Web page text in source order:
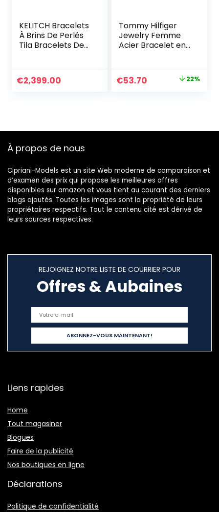
KELITCH Bracelets
À Brins De Perlés
Tila Bracelets De
Main D’exquis pour
Les Femmes Filles
€2,399.00
Tommy Hilfiger
Jewelry Femme
Acier Bracelet en
Le
€69.00.
€53.70
€53.70.
22%
À propos de nous
Cipriani-Models est un site Web moderne de comparaison et
d’examen des prix qui propose les meilleures offres
disponibles sur amazon et vous tient au courant des derniers
blogs ajoutés. Toutes les images sont la propriété de leurs
propriétaires respectifs. Tout le contenu cité est dérivé de
leurs sources respectives.
REJOIGNEZ NOTRE LISTE DE COURRIER POUR
Offres & Aubaines
Liens rapides
Home
Tout magasiner
Blogues
Faire de la publicité
Nos boutiques en ligne
Déclarations
Politique de confidentialité